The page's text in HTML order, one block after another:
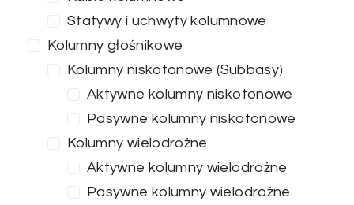
Statywy i uchwyty kolumnowe
Kolumny głośnikowe
Kolumny niskotonowe (Subbasy)
Aktywne kolumny niskotonowe
Pasywne kolumny niskotonowe
Kolumny wielodrożne
Aktywne kolumny wielodrożne
Pasywne kolumny wielodrożne